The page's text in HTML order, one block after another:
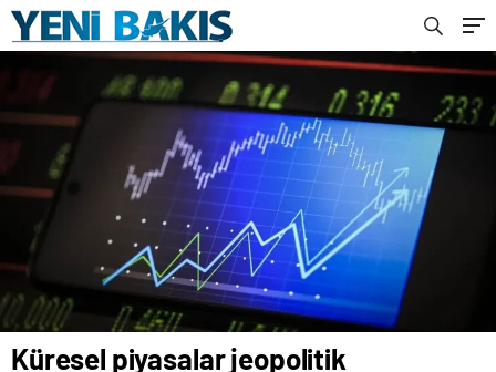
Küresel piyasalar jeopolitik